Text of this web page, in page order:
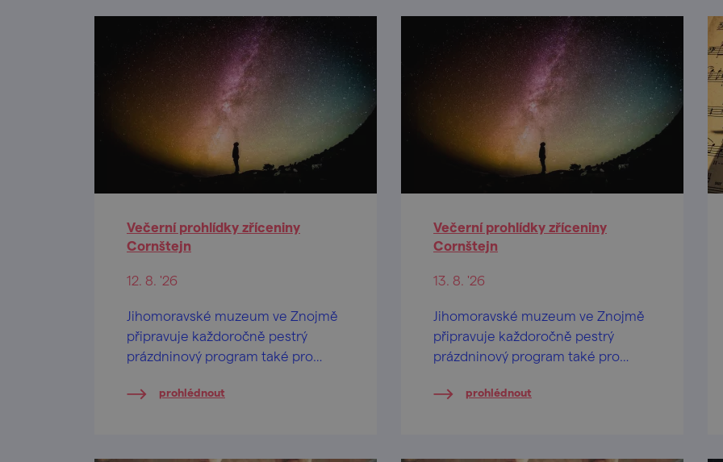
Večerní prohlídky zříceniny
Cornštejn
12. 8. '26
Jihomoravské muzeum ve Znojmě
připravuje každoročně pestrý
prázdninový program také pro
Cornštejn nedaleko obce Bítov.
prohlédnout
Večerní prohlídky zříceniny
Cornštejn
13. 8. '26
Jihomoravské muzeum ve Znojmě
připravuje každoročně pestrý
prázdninový program také pro
Cornštejn nedaleko obce Bítov.
prohlédnout